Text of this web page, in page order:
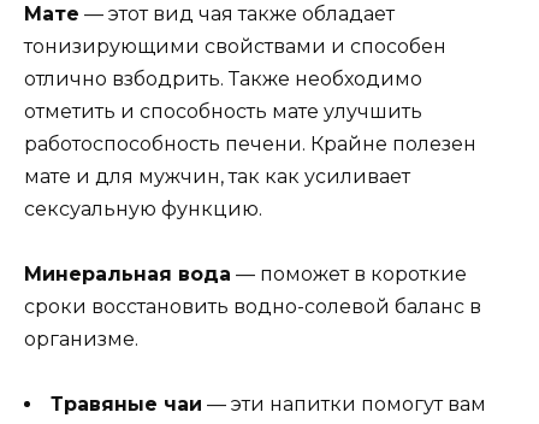
Мате — этот вид чая также обладает
тонизирующими свойствами и способен
отлично взбодрить. Также необходимо
отметить и способность мате улучшить
работоспособность печени. Крайне полезен
мате и для мужчин, так как усиливает
сексуальную функцию.
Минеральная вода — поможет в короткие
сроки восстановить водно-солевой баланс в
организме.
Травяные чаи — эти напитки помогут вам